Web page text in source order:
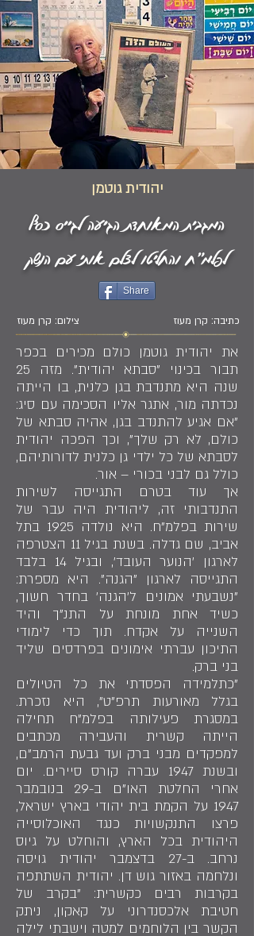
יהודית גוטמן
המגבית המאוחדת הגיעה לגייס כסף
לפלמ"ח והחליטו לצלם אותי עם הנשק
Share
צילום: קרן מעוז כתיבה: קרן מעוז
את יהודית גוטמן כולם מכירים בכפר
תבור בכינוי "סבתא יהודית". מזה 25
שנה היא מתנדבת בגן כלנית, בו הייתה
נכדתה מור, אתגר אליו הסכימה עם סיג:
"אם אגיע להתנדב בגן, אהיה סבתא של
כולם, לא רק שלך", וכך הפכה יהודית
לסבתא של כל ילדי גן כלנית לדורותיהם,
כולל גם לבני בכורי – אור.
אך עוד בטרם התגייסה לשירות
התנדבותי זה, ליהודית היה עבר של
שירות בפלמ"ח. היא נולדה 1925 בתל
אביב, שם גדלה. בשנת בגיל 11 הצטרפה
לארגון 'הנוער העובד', ובגיל 14 בלבד
התגייסה לארגון "הגנה". היא מספרת:
"נשבעתי אמונים ל'הגנה' בחדר חשוך,
כשיד אחת מונחת על התנ"ך והיד
השנייה על אקדח. תוך כדי לימודי
התיכון עברתי אימונים בפרדסים שליד
בני ברק.
"כתלמידה הפסדתי את כל הטיולים
בגלל מאורעות תרפ"ט", היא נזכרת.
במסגרת פעילותה בפלמ"ח תחילה
הייתה קשרית והעבירה מכתבים
למפקדים מבני ברק ועד גבעת הרמב"ם,
ובשנת 1947 עברה קורס סיירים. יום
אחרי החלטת האו"ם ב-29 בנובמבר
1947 על הקמת בית יהודי בארץ ישראל,
פרצו התנקשויות כנגד האוכלוסייה
היהודית בכל הארץ, והוחלט על גיוס
נרחב. ב-27 בדצמבר יהודית גויסה
ונלחמה באזור גוש דן. יהודית השתתפה
בקרבות רבים כקשרית: "בקרב של
חטיבת אלכסנדרוני על קאקון, ניתק
הקשר בין הלוחמים למטה וישבתי לילה